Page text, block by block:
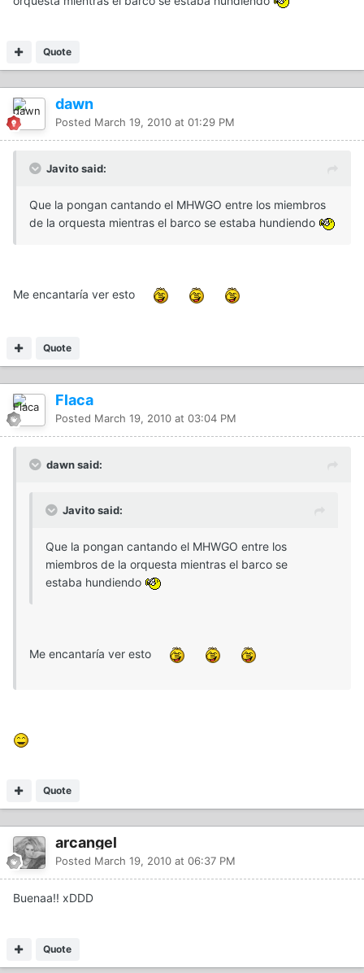
Quote
dawn
Posted March 19, 2010 at 01:29 PM
Javito said:
Que la pongan cantando el MHWGO entre los miembros
de la orquesta mientras el barco se estaba hundiendo
Me encantaría ver esto
Quote
Flaca
Posted March 19, 2010 at 03:04 PM
dawn said:
Javito said:
Que la pongan cantando el MHWGO entre los
miembros de la orquesta mientras el barco se
estaba hundiendo
Me encantaría ver esto
Quote
arcangel
Posted March 19, 2010 at 06:37 PM
Buenaa!! xDDD
Quote